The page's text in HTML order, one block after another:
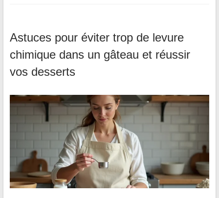
Astuces pour éviter trop de levure
chimique dans un gâteau et réussir
vos desserts